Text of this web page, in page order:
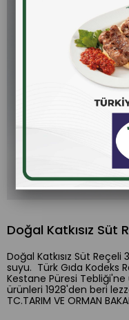
Doğal Katkısız Süt
Doğal Katkısız Süt
suyu. Türk Gıda Kodeks
Kestane Püresi
ürünleri 1928'den beri
TC.TARIM VE ORMAN